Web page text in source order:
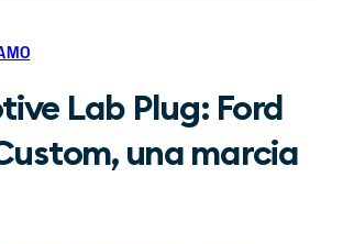
Lab Plug: Ford
una marcia